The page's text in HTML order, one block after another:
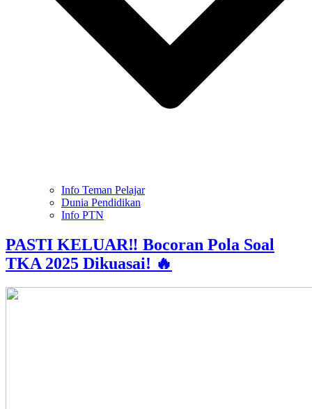
Info Teman Pelajar
Dunia Pendidikan
Info PTN
PASTI KELUAR‼️ Bocoran Pola Soal
TKA 2025 Dikuasai! 🔥